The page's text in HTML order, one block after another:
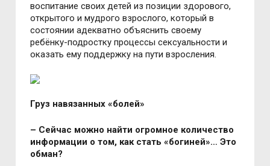
воспитание своих детей из позиции здорового,
открытого и мудрого взрослого, который в
состоянии адекватно объяснить своему
ребёнку-подростку процессы сексуальности и
оказать ему поддержку на пути взросления.
Груз навязанных «болей»
– Сейчас можно найти огромное количество
информации о том, как стать «богиней»… Это
обман?